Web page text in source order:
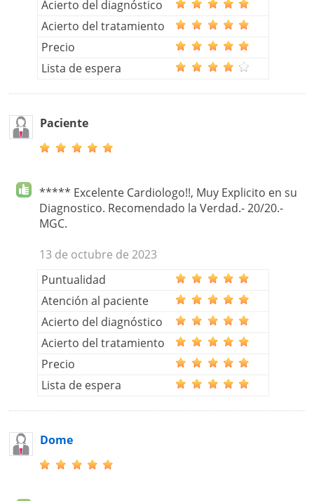
Acierto del diagnóstico
Acierto del tratamiento
Precio
Lista de espera
Paciente
***** Excelente Cardiologo!!, Muy Explicito en su
Diagnostico. Recomendado la Verdad.- 20/20.-
MGC.
13 de octubre de 2023
Puntualidad
Atención al paciente
Acierto del diagnóstico
Acierto del tratamiento
Precio
Lista de espera
Dome